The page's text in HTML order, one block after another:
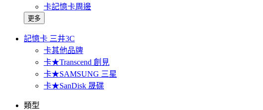
卡記憶卡周邊
更多
記憶卡 三井3C
卡其他品牌
卡★Transcend 創見
卡★SAMSUNG 三星
卡★SanDisk 晟碟
類型